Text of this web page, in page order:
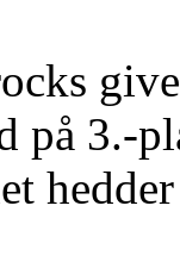
3.-